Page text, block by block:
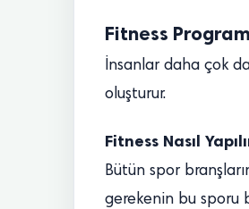
Fitness
İnsanlar daha çok
oluşturur.
Fitness Nasıl
Bütün spor
gerekenin bu sporu